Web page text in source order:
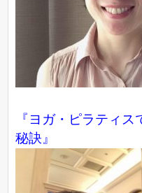
『ヨガ・ピラティ
秘訣』